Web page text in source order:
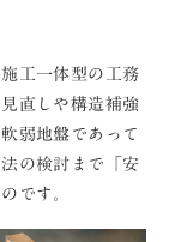
工一体型の工務
直しや構造補強
弱地盤であって
の検討まで「安
です。